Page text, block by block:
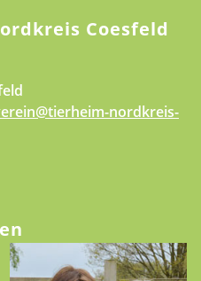
Coesfeld
nordkreis-